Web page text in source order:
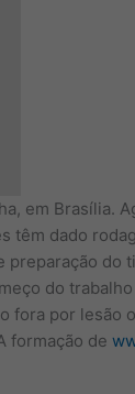
em Brasília.
dado
do
do
fora por lesão
formação de